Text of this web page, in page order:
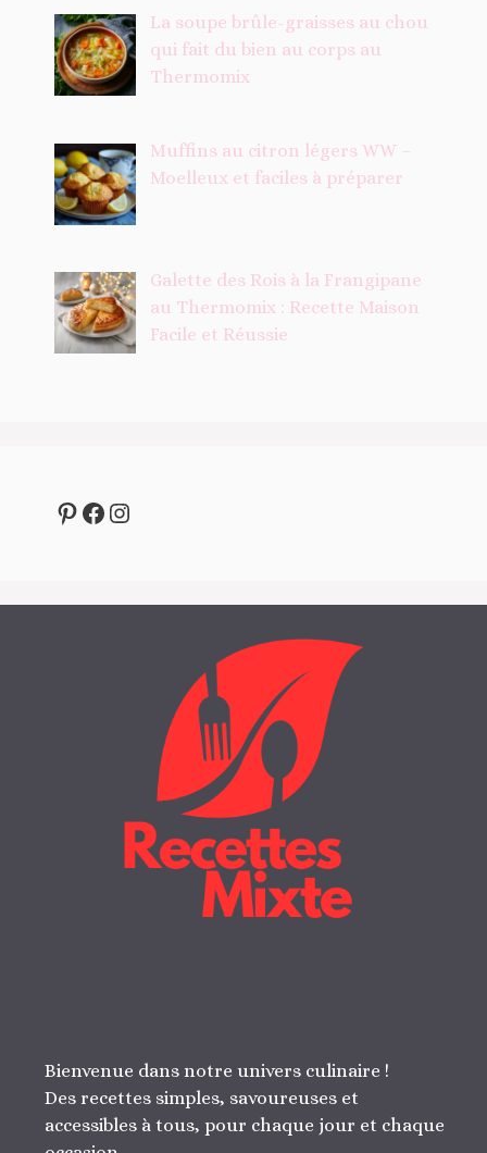
La soupe brûle-graisses au chou
qui fait du bien au corps au
Thermomix
Muffins au citron légers WW –
Moelleux et faciles à préparer
Galette des Rois à la Frangipane
au Thermomix : Recette Maison
Facile et Réussie
Pinterest
Facebook
Instagram
Bienvenue dans notre univers culinaire !
Des recettes simples, savoureuses et
accessibles à tous, pour chaque jour et chaque